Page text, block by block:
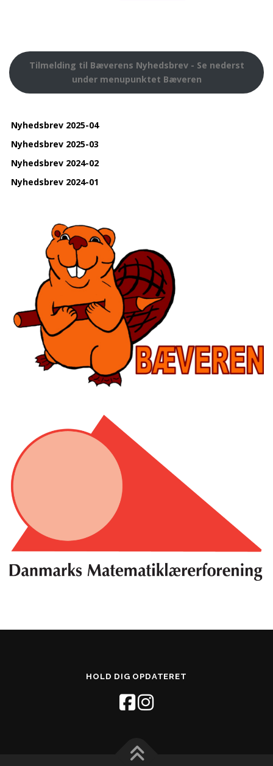
Tilmelding til Bæverens Nyhedsbrev - Se nederst
under menupunktet Bæveren
Nyhedsbrev 2025-04
Nyhedsbrev 2025-03
Nyhedsbrev 2024-02
Nyhedsbrev 2024-01
HOLD DIG OPDATERET